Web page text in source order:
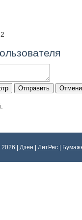
| Дзен | ЛитРес |